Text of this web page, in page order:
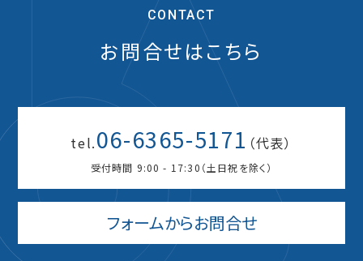
CONTACT
お問合せはこちら
tel.06-6365-5171 （代表）
受付時間 9:00 - 17:30（土日祝を除く）
フォームからお問合せ